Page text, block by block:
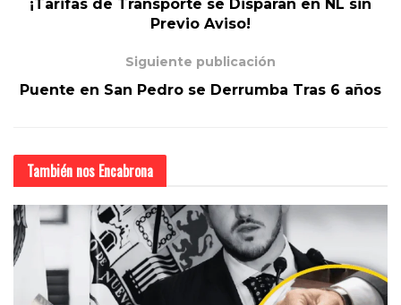
¡Tarifas de Transporte se Disparan en NL sin
Previo Aviso!
Siguiente publicación
Puente en San Pedro se Derrumba Tras 6 años
También nos Encabrona